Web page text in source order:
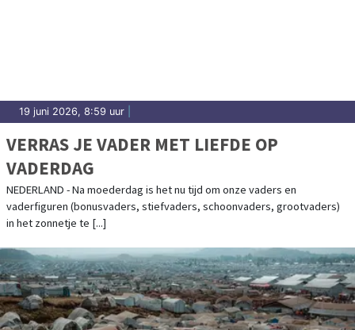
19 juni 2026, 8:59 uur
VERRAS JE VADER MET LIEFDE OP
VADERDAG
NEDERLAND - Na moederdag is het nu tijd om onze vaders en
vaderfiguren (bonusvaders, stiefvaders, schoonvaders, grootvaders)
in het zonnetje te [...]